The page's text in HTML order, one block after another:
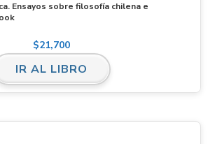
Ensayos sobre filosofía chilena e
$21,700
IR AL LIBRO